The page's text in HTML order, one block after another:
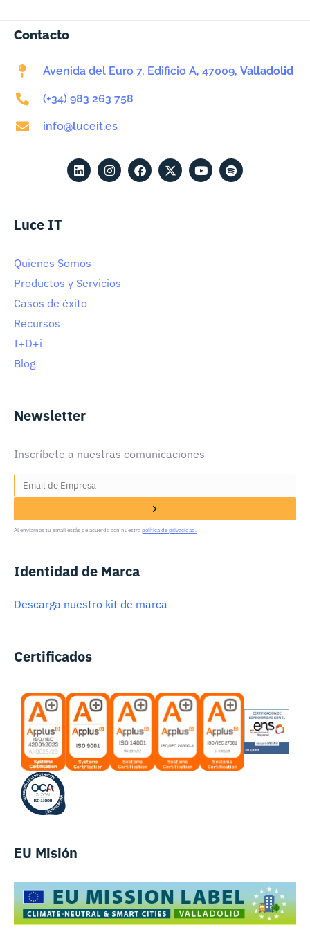
Contacto
Avenida del Euro 7, Edificio A, 47009, Valladolid
(+34) 983 263 758
info@luceit.es
Luce IT
Quienes Somos
Productos y Servicios
Casos de éxito
Recursos
I+D+i
Blog
Newsletter
Inscríbete a nuestras comunicaciones
Al enviarnos tu email estás de acuerdo con nuestra política de privacidad.
Identidad de Marca
Descarga nuestro kit de marca
Certificados
EU Misión